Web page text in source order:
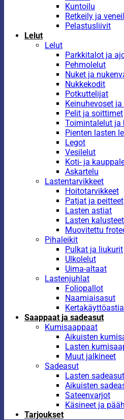
Kuntoilu
Retkeily ja
Pelastusliivit
Lelut
Lelut
Parkkitalot ja
Pehmolelut
Nuket ja
Nukkekodit
Potkuttelijat
Keinuhevoset
Pelit ja soittimet
Toimintalelut ja
Pienten lasten
Legot
Vesilelut
Koti- ja
Askartelu
Lastentarvikkeet
Hoitotarvikkeet
Patjat ja peitteet
Lasten astiat
Lasten kalusteet
Muovitettu
Pihaleikit
Pulkat ja liukurit
Ulkolelut
Uima-altaat
Lastenjuhlat
Foliopallot
Naamiaisasut
Saappaat ja sadeasut
Kumisaappaat
Aikuisten
Lasten
Muut jalkineet
Sadeasut
Lasten sadeasut
Aikuisten
Sateenvarjot
Käsineet ja
Tarjoukset